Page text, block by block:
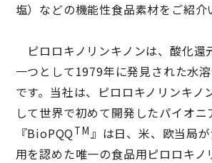
塩）などの機能性食品素材をご紹介
ピロロキノリンキノンは、酸化還
一つとして1979年に発見された水
です。当社は、ピロロキノリンキノ
して世界で初めて開発したパイオニ
『BioPQQ TM』は日、米、欧当局
用を認めた唯一の食品用ピロロキノ